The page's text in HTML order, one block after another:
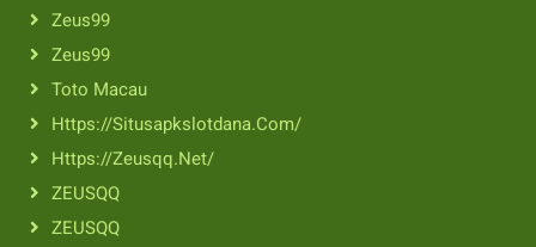
Zeus99
Zeus99
Toto Macau
Https://situsapkslotdana.com/
Https://zeusqq.net/
ZEUSQQ
ZEUSQQ